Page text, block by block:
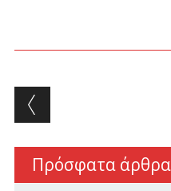
Post
Πρόσφατα άρθρα